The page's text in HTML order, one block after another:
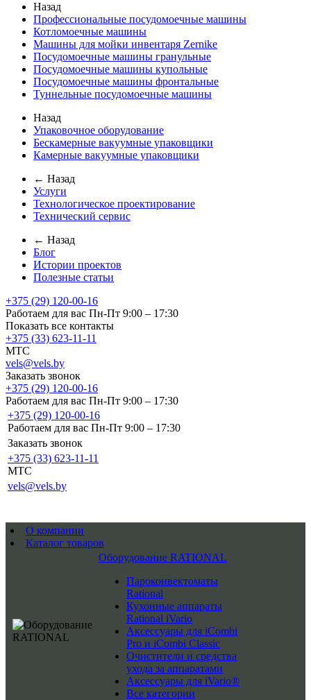
Назад
Профессиональные посудомоечные машины
Котломоечные машины
Машины для мойки инвентаря Zernike
Посудомоечные машины гранульные
Посудомоечные машины купольные
Посудомоечные машины фронтальные
Туннельные посудомоечные машины
Назад
Упаковочное оборудование
Бескамерные вакуумные упаковщики
Камерные вакуумные упаковщики
← Назад
Услуги
Технологическое проектирование
Технический сервис
← Назад
Блог
Истории проектов
Полезные статьи
+375 (29) 120-00-16
Работаем для вас Пн-Пт 9:00 – 17:30
Показать все контакты
+375 (33) 623-11-11
MTC
vels@vels.by
Заказать звонок
+375 (29) 120-00-16
Работаем для вас Пн-Пт 9:00 – 17:30
+375 (29) 120-00-16
Работаем для вас Пн-Пт 9:00 – 17:30
Заказать звонок
+375 (33) 623-11-11
MTC
vels@vels.by
О компании
Каталог товаров
Оборудование RATIONAL
Пароконвектоматы
Rational
Кухонные аппараты
Rational iVario
Аксессуары для iCombi
Pro и iCombi Classic
Очистители и средства
ухода за аппаратами
Аксессуары для iVario®
Все категории